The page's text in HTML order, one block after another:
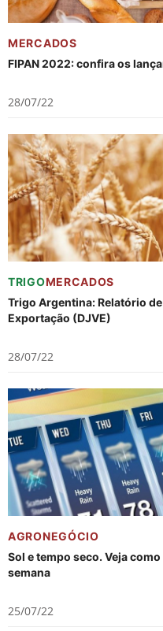
MERCADOS
FIPAN 2022: confira os
28/07/22
TRIGOMERCADOS
Trigo Argentina: Relatório
Exportação (DJVE)
28/07/22
AGRONEGÓCIO
Sol e tempo seco. Veja
semana
25/07/22